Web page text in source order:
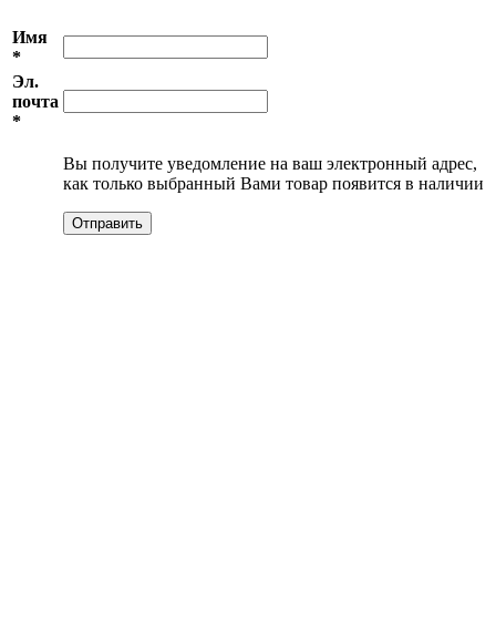
Имя
*
Эл.
почта
*
Вы получите уведомление на ваш электронный адрес,
как только выбранный Вами товар появится в наличии